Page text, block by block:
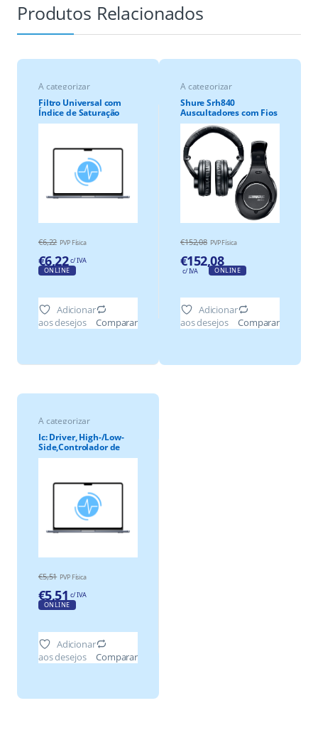
Produtos Relacionados
A categorizar
Filtro Universal com
Índice de Saturação
€6,22 PVP Física
€6,22 c/ IVA
ONLINE
Adicionar
aos desejos
Comparar
A categorizar
Shure Srh840
Auscultadores com Fios
Preto
€152,08 PVP Física
€152,08
c/ IVA ONLINE
Adicionar
aos desejos
Comparar
A categorizar
Ic: Driver, High-/Low-
Side,Controlador de
Portas,.
€5,51 PVP Física
€5,51 c/ IVA
ONLINE
Adicionar
aos desejos
Comparar